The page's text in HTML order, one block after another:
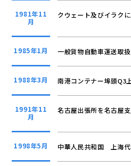
1981年11
月
クウェート及びイラク
1985年1月 一般貨物自動車運送取
1988年3月 南港コンテナー埠頭Q3
1991年11
月
名古屋出張所を名古屋
1998年5月 中華人民共和国 上海代